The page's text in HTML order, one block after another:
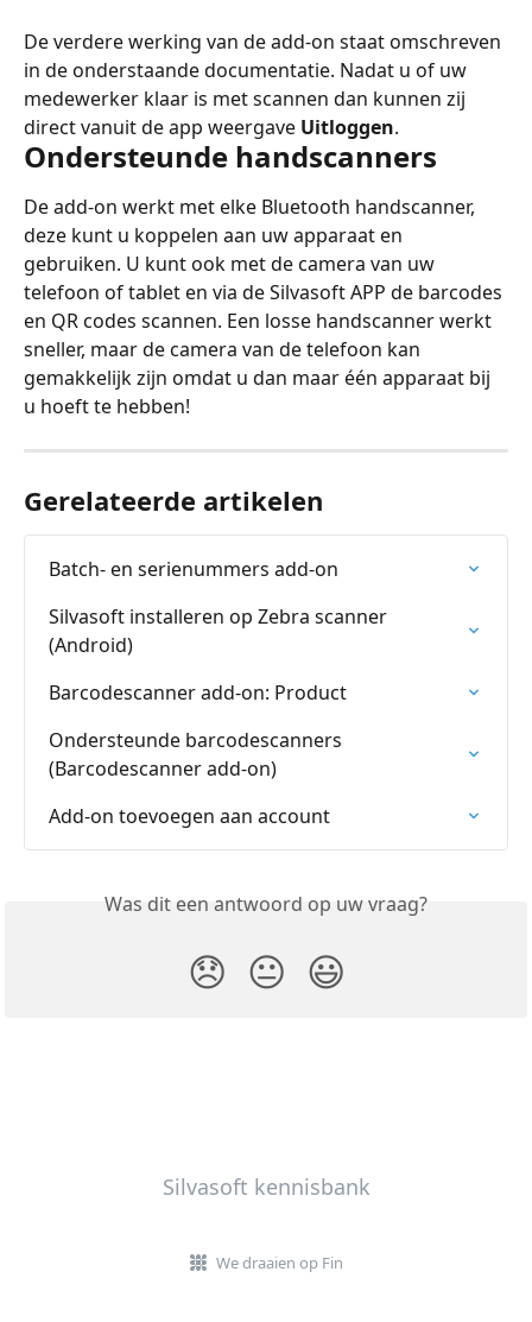
De verdere werking van de add-on staat omschreven
in de onderstaande documentatie. Nadat u of uw
medewerker klaar is met scannen dan kunnen zij
direct vanuit de app weergave Uitloggen.
Ondersteunde handscanners
De add-on werkt met elke Bluetooth handscanner,
deze kunt u koppelen aan uw apparaat en
gebruiken. U kunt ook met de camera van uw
telefoon of tablet en via de Silvasoft APP de barcodes
en QR codes scannen. Een losse handscanner werkt
sneller, maar de camera van de telefoon kan
gemakkelijk zijn omdat u dan maar één apparaat bij
u hoeft te hebben!
Gerelateerde artikelen
Batch- en serienummers add-on
Silvasoft installeren op Zebra scanner
(Android)
Barcodescanner add-on: Product
Ondersteunde barcodescanners
(Barcodescanner add-on)
Add-on toevoegen aan account
Was dit een antwoord op uw vraag?
😞 😐 😃
Silvasoft kennisbank
We draaien op Fin